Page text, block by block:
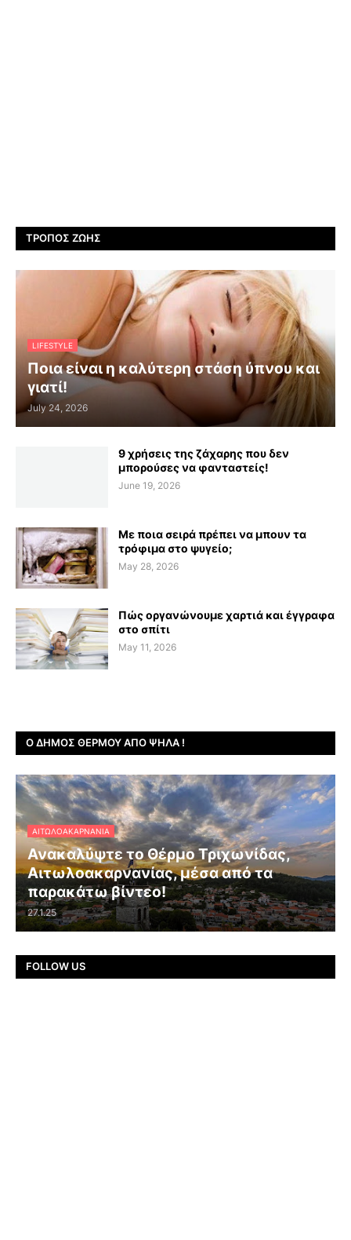
ΤΡΌΠΟΣ ΖΩΉΣ
LIFESTYLE
Ποια είναι η καλύτερη στάση ύπνου και
γιατί!
July 24, 2026
9 χρήσεις της ζάχαρης που δεν
μπορούσες να φανταστείς!
June 19, 2026
Με ποια σειρά πρέπει να μπουν τα
τρόφιμα στο ψυγείο;
May 28, 2026
Πώς οργανώνουμε χαρτιά και έγγραφα
στο σπίτι
May 11, 2026
Ο ΔΉΜΟΣ ΘΈΡΜΟΥ ΑΠΌ ΨΗΛΆ !
ΑΙΤΩΛΟΑΚΑΡΝΑΝΊΑ
Ανακαλύψτε το Θέρμο Τριχωνίδας,
Αιτωλοακαρνανίας, μέσα από τα
παρακάτω βίντεο!
27.1.25
FOLLOW US